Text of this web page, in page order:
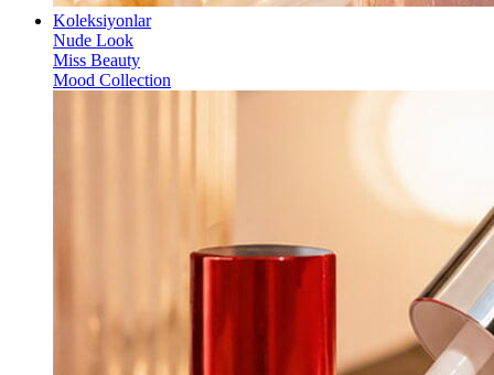
Koleksiyonlar
Nude Look
Miss Beauty
Mood Collection